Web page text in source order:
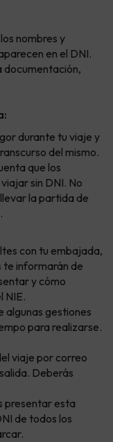
nombres y
en el DNI.
documentación,
durante tu viaje y
del mismo.
que los
sin DNI. No
la partida de
con tu embajada,
te informarán de
y cómo
NIE.
algunas gestiones
para realizarse.
viaje por correo
Deberás
presentar esta
de todos los